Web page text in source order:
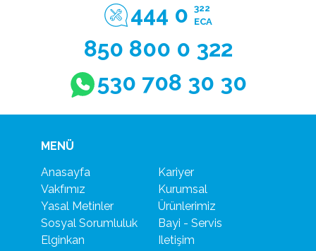
444 0 322
ECA
850 800 0 322
530 708 30 30
MENÜ
Anasayfa
Vakfımız
Yasal Metinler
Sosyal Sorumluluk
Elginkan
Kariyer
Kurumsal
Ürünlerimiz
Bayi - Servis
Iletişim